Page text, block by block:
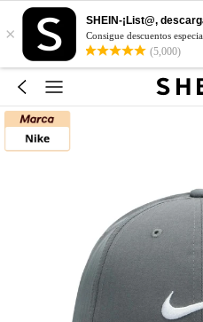
×
SHEIN-¡List@,
Consigue descuentos
(5,000)